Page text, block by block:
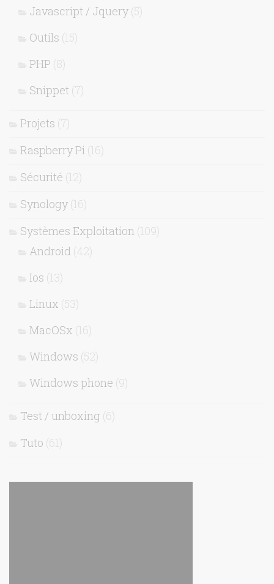
Javascript / Jquery (5)
Outils (15)
PHP (8)
Snippet (7)
Projets (7)
Raspberry Pi (16)
Sécurité (12)
Synology (16)
Systèmes Exploitation (109)
Android (42)
Ios (13)
Linux (53)
MacOSx (16)
Windows (52)
Windows phone (9)
Test / unboxing (6)
Tuto (61)